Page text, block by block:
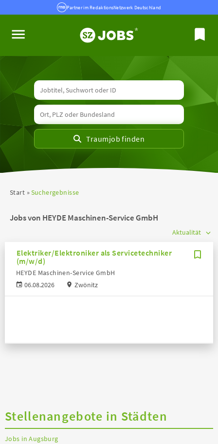
Partner im RedaktionsNetzwerk Deutschland
Start Suchergebnisse
Jobs von HEYDE Maschinen-Service GmbH
Elektriker/Elektroniker als Servicetechniker
(m/w/d)
06.08.2026
HEYDE Maschinen-Service GmbH
Zwönitz
Stellenangebote in Städten
Jobs in Augsburg